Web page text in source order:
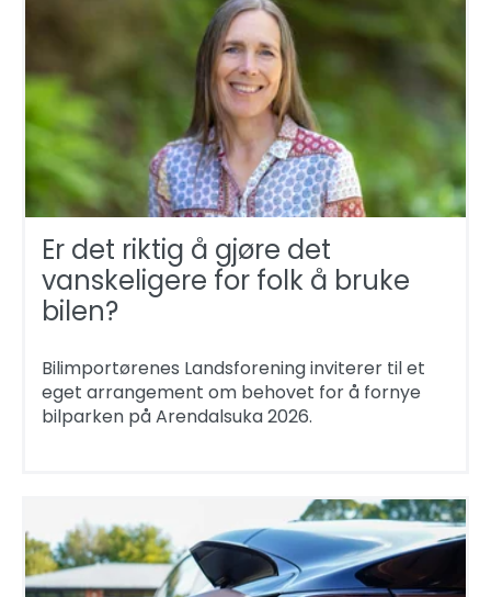
Er det riktig å gjøre det
vanskeligere for folk å bruke
bilen?
Bilimportørenes Landsforening inviterer til et
eget arrangement om behovet for å fornye
bilparken på Arendalsuka 2026.